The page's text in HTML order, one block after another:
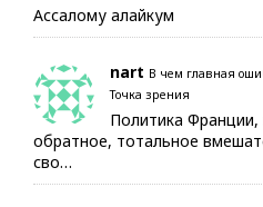
Ассалому алайкум
nart В чем главная
Точка зрения
Политика Франции,
обратное, тотальное
сво…